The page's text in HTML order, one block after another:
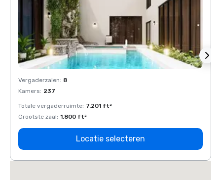
Vergaderzalen: 8
Kamers: 237
Totale vergaderruimte: 7.201 ft²
Grootste zaal: 1.800 ft²
Locatie selecteren